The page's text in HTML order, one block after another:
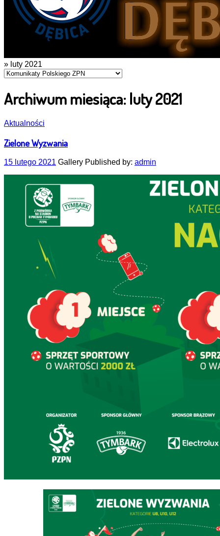
» luty 2021
Archiwum miesiąca:luty 2021
Aktualności
Zielone Wyzwania
15 lutego 2021 Gallery Published by: admin